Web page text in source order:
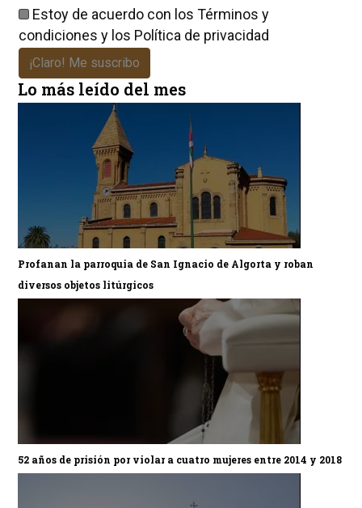
Estoy de acuerdo con los Términos y
condiciones y los Política de privacidad
¡Claro! Me suscribo
Lo más leído del mes
Profanan la parroquia de San Ignacio de Algorta y roban
diversos objetos litúrgicos
52 años de prisión por violar a cuatro mujeres entre 2014 y 2018